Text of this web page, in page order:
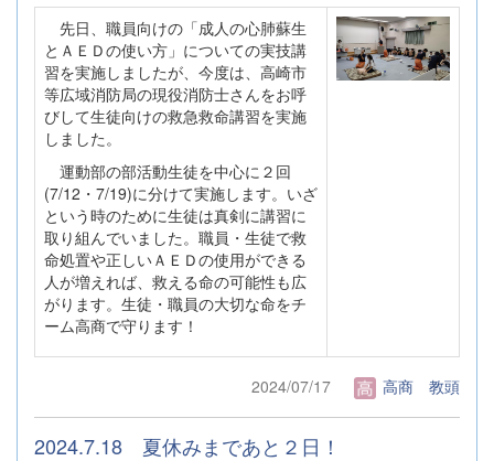
先日、職員向けの「成人の心肺蘇生
とＡＥＤの使い方」についての実技講
習を実施しましたが、今度は、高崎市
等広域消防局の現役消防士さんをお呼
びして生徒向けの救急救命講習を実施
しました。
運動部の部活動生徒を中心に２回
(7/12・7/19)に分けて実施します。いざ
という時のために生徒は真剣に講習に
取り組んでいました。職員・生徒で救
命処置や正しいＡＥＤの使用ができる
人が増えれば、救える命の可能性も広
がります。生徒・職員の大切な命をチ
ーム高商で守ります！
2024/07/17 高商 教頭
2024.7.18 夏休みまであと２日！